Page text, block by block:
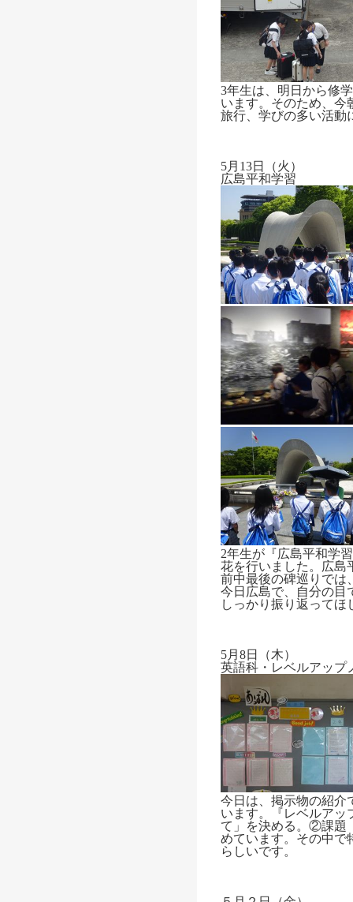
3年生は、明日から修
います。そのため、今
旅行、学びの多い活動
5月13日（火）
広島平和学習
2年生が『広島平和学
花を行いました。広島
前中最後の碑巡りでは
今日広島で、自分の目
しっかり振り返ってほ
5月8日（木）
英語科・レベルアップ
今日は、掲示物の紹介
います。
『レベルア
て」を決める。②課題
めています。その中で
らしいです。